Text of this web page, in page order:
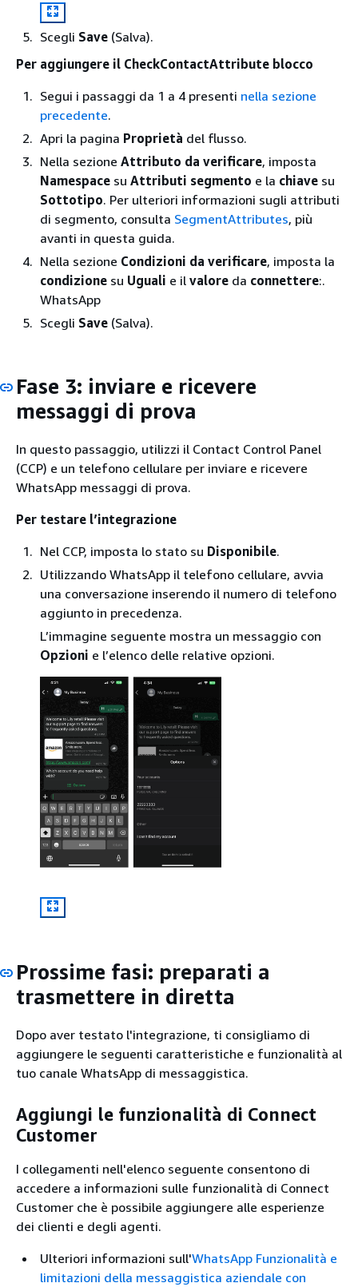
Scegli Save (Salva).
Per aggiungere il CheckContactAttribute blocco
Segui i passaggi da 1 a 4 presenti nella sezione
precedente.
Apri la pagina Proprietà del flusso.
Nella sezione Attributo da verificare, imposta
Namespace su Attributi segmento e la chiave su
Sottotipo. Per ulteriori informazioni sugli attributi
di segmento, consulta SegmentAttributes, più
avanti in questa guida.
Nella sezione Condizioni da verificare, imposta la
condizione su Uguali e il valore da connettere:.
WhatsApp
Scegli Save (Salva).
Fase 3: inviare e ricevere
messaggi di prova
In questo passaggio, utilizzi il Contact Control Panel
(CCP) e un telefono cellulare per inviare e ricevere
WhatsApp messaggi di prova.
Per testare l’integrazione
Nel CCP, imposta lo stato su Disponibile.
Utilizzando WhatsApp il telefono cellulare, avvia
una conversazione inserendo il numero di telefono
aggiunto in precedenza.
L’immagine seguente mostra un messaggio con
Opzioni e l’elenco delle relative opzioni.
Prossime fasi: preparati a
trasmettere in diretta
Dopo aver testato l'integrazione, ti consigliamo di
aggiungere le seguenti caratteristiche e funzionalità al
tuo canale WhatsApp di messaggistica.
Aggiungi le funzionalità di Connect
Customer
I collegamenti nell'elenco seguente consentono di
accedere a informazioni sulle funzionalità di Connect
Customer che è possibile aggiungere alle esperienze
dei clienti e degli agenti.
Ulteriori informazioni sull'WhatsApp Funzionalità e
limitazioni della messaggistica aziendale con